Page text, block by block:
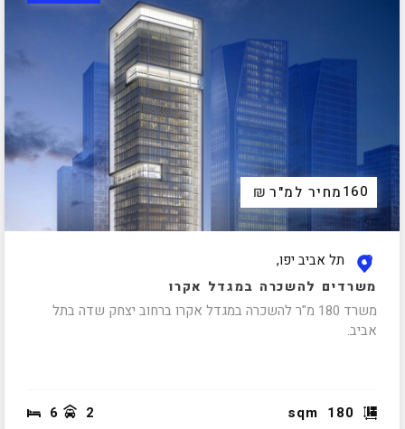
מחיר למ"ר160
₪
תל אביב יפו,
משרדים להשכרה במגדל אקרו
משרד 180 מ"ר להשכרה במגדל אקרו ברחוב יצחק שדה בתל
אביב.
sqm 180
6 2